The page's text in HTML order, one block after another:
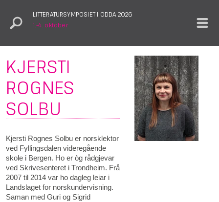
LITTERATURSYMPOSIET I ODDA 2026
1.–4. oktober
KJERSTI
ROGNES
SOLBU
Kjersti Rognes Solbu er norsklektor
ved Fyllingsdalen videregående
skole i Bergen. Ho er òg rådgjevar
ved Skrivesenteret i Trondheim. Frå
2007 til 2014 var ho dagleg leiar i
Landslaget for norskundervisning.
Saman med Guri og Sigrid